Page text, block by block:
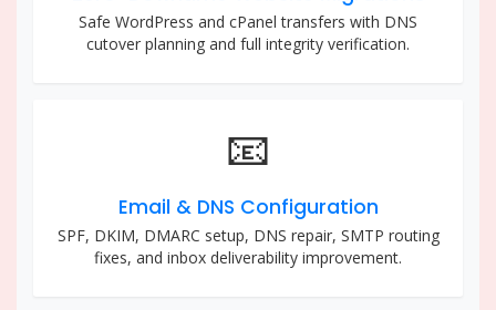
Safe WordPress and cPanel transfers with DNS
cutover planning and full integrity verification.
📧
Email & DNS Configuration
SPF, DKIM, DMARC setup, DNS repair, SMTP routing
fixes, and inbox deliverability improvement.